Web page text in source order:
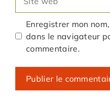
web
Enregistrer mon
dans le navigateur
commentaire.